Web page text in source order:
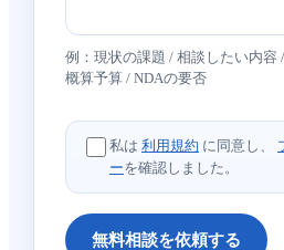
例：現状の課題 / 相談したい内容
概算予算 / NDAの要否
私は 利用規約 に同意し、
ーを確認しました。
無料相談を依頼する